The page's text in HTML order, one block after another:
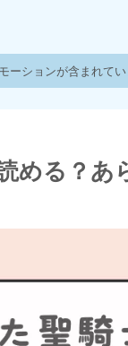
ーションが含まれてい
める？あ